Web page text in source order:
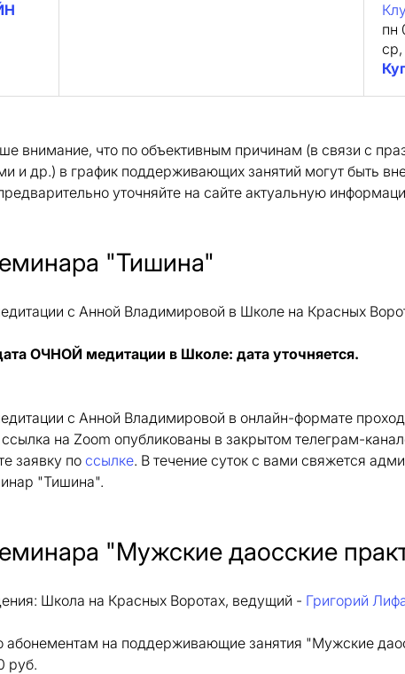
пн
внимание, что по объективным причинам (в связи с
и др.) в график поддерживающих занятий могут быть
уточняйте на сайте актуальную
"Тишина"
с Анной Владимировой в Школе на Красных
ОЧНОЙ медитации в Школе: дата уточняется.
с Анной Владимировой в онлайн-формате
на Zoom опубликованы в закрытом телеграм-
заявку поссылке. В течение суток с вами свяжется
"Тишина".
"Мужские даосские
Школа на Красных Воротах, ведущий - Григорий
на поддерживающие занятия "Мужские
руб.